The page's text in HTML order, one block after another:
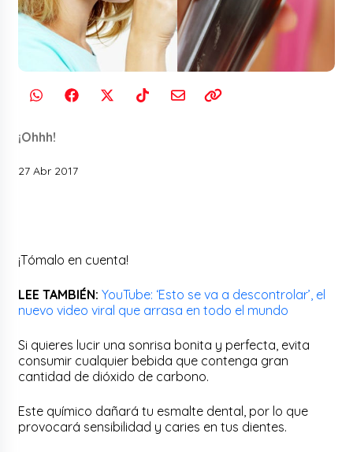
¡Ohhh!
27 Abr 2017
¡Tómalo en cuenta!
LEE TAMBIÉN: YouTube: ‘Esto se va a descontrolar’, el
nuevo video viral que arrasa en todo el mundo
Si quieres lucir una sonrisa bonita y perfecta, evita
consumir cualquier bebida que contenga gran
cantidad de dióxido de carbono.
Este químico dañará tu esmalte dental, por lo que
provocará sensibilidad y caries en tus dientes.